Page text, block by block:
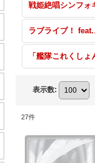
表示数:
27件